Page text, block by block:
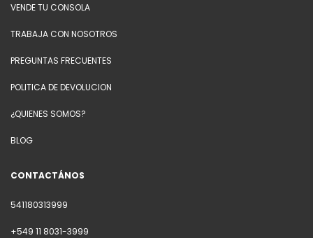
VENDE TU CONSOLA
TRABAJA CON NOSOTROS
PREGUNTAS FRECUENTES
POLITICA DE DEVOLUCION
¿QUIENES SOMOS?
BLOG
CONTACTÁNOS
541180313999
+549 11 8031-3999